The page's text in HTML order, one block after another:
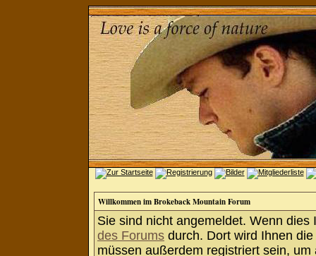
Willkommen im Brokeback Mountain Forum
Sie sind nicht angemeldet. Wenn
des Forums durch. Dort wird Ihnen
müssen außerdem registriert sein,